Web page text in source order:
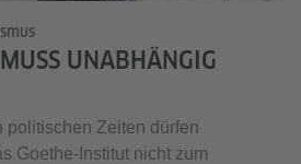
UNABHÄNGIG
politischen Zeiten dürfen
Goethe-Institut nicht zum